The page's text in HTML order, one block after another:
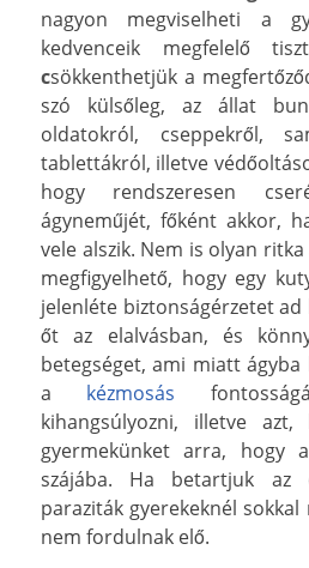
nagyon megviselheti a
kedvenceik megfelelő
csökkenthetjük a
szó külsőleg, az állat
oldatokról, cseppekről,
tablettákról, illetve
hogy rendszeresen
ágyneműjét, főként akkor,
vele alszik. Nem is olyan
megfigyelhető, hogy egy
jelenléte biztonságérzetet ad
őt az elalvásban, és
betegséget, ami miatt
a kézmosás
kihangsúlyozni, illetve
gyermekünket arra, hogy
szájába. Ha betartjuk az
paraziták gyerekeknél
nem fordulnak elő.